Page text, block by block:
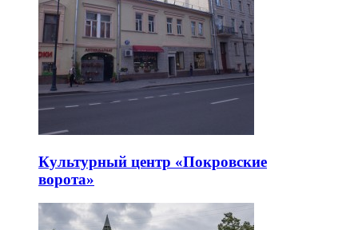
Культурный центр «Покровские
ворота»